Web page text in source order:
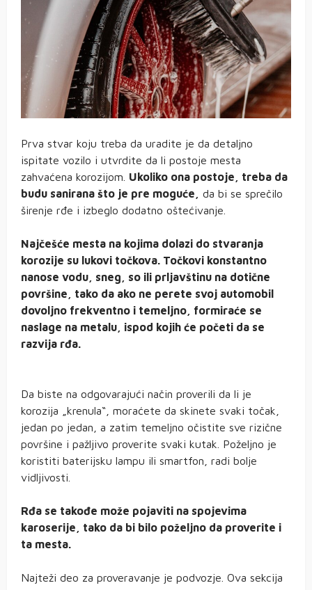
Prva stvar koju treba da uradite je da detaljno
ispitate vozilo i utvrdite da li postoje mesta
zahvaćena korozijom. Ukoliko ona postoje, treba da
budu sanirana što je pre moguće,
da bi se sprečilo
širenje rđe i izbeglo dodatno oštećivanje.
Najčešće mesta na kojima dolazi do stvaranja
korozije su lukovi točkova. Točkovi konstantno
nanose vodu, sneg, so ili prljavštinu na dotične
površine, tako da ako ne perete svoj automobil
dovoljno frekventno i temeljno, formiraće se
naslage na metalu, ispod kojih će početi da se
razvija rđa.
Da biste na odgovarajući način proverili da li je
korozija „krenula“, moraćete da skinete svaki točak,
jedan po jedan, a zatim temeljno očistite sve rizične
površine i pažljivo proverite svaki kutak. Poželjno je
koristiti baterijsku lampu ili smartfon, radi bolje
vidljivosti.
Rđa se takođe može pojaviti na spojevima
karoserije, tako da bi bilo poželjno da proverite i
ta mesta.
Najteži deo za proveravanje je podvozje. Ova sekcija